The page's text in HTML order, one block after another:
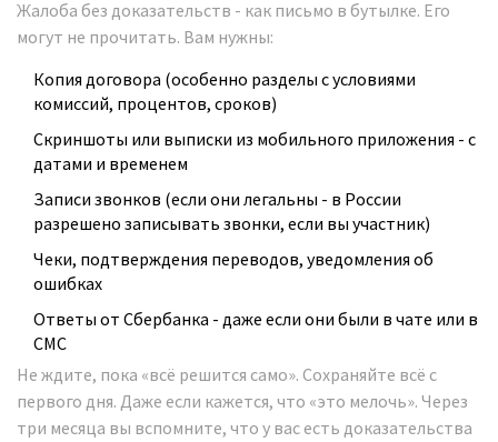
Жалоба без доказательств - как письмо в бутылке. Его
могут не прочитать. Вам нужны:
Копия договора (особенно разделы с условиями
комиссий, процентов, сроков)
Скриншоты или выписки из мобильного приложения - с
датами и временем
Записи звонков (если они легальны - в России
разрешено записывать звонки, если вы участник)
Чеки, подтверждения переводов, уведомления об
ошибках
Ответы от Сбербанка - даже если они были в чате или в
СМС
Не ждите, пока «всё решится само». Сохраняйте всё с
первого дня. Даже если кажется, что «это мелочь». Через
три месяца вы вспомните, что у вас есть доказательства